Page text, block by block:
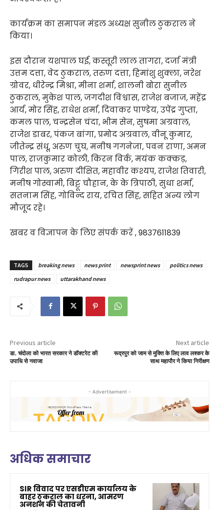
कार्यक्रम का समापन मंडल अध्यक्ष सुनील ठुकराल ने
किया।
इस दौरान यशपाल घई, कस्तूरी लाल तागरा, दर्जा मंत्री
उत्तम दत्ता, वेद ठुकराल, तरुण दत्ता, हिमांशु शुक्ला, नरेश
ग्रोवर, धीरेन्द्र मिश्रा, मीना शर्मा, शालनी बोरा सुनील
ठुकराल, मुकेश पाल, जगदीश विश्वास, राजेश बजाज, महेंद्र
आर्य, मोर सिंह, राधेश शर्मा, दिवाकर पाण्डेय, उपेंद्र गुप्ता,
कमल पाल, चन्द्रसेन चंदा, भीम सेन, सुषमा अग्रवाल,
राजेश डाबर, पंकज बांगा, प्रमोद अग्रवाल, वीनू कुमार,
जीतेन्द्र संधू, अरुण चुघ, मनीष गगनेजा, पवन राणा, अमन
पाल, राजकुमार कोली, किरन विर्क, मयंक कक्कड़,
गिरीश पाल, अरुण दीक्षित, महावीर कश्यप, राजेश तिवारी,
मनीष गोस्वामी, बिट्टू चौहान, के के त्रिपाठी, सुधा शर्मा,
सतनाम सिंह, गोविन्द राय, रचित सिंह, सहित अन्य लोग
मौजूद रहे।
खबर व विज्ञापन के लिए संपर्क करें , 9837611839
TAGS breaking news news print newsprint news
politics news
rudrapur news
uttarakhand news
Previous article
डा. चंदोला को भारत सरकार ने डॉक्टरेट की
उपाधि से नवाजा
Next article
रूद्रपुर को जाम से मुक्ति के लिए लाव लश्कर के
साथ महापौर ने किया निरीक्षण
- Advertisement -
अधिक समाचार
SIR विवाद पर एसडीएम कार्यालय के
बाहर ठुकराल का धरना, आमरण
अनशन की चेतावनी